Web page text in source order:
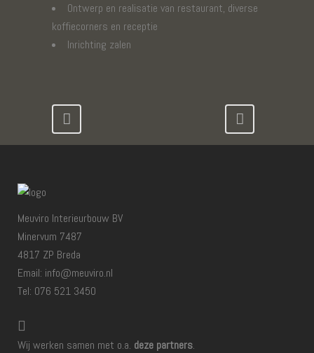
Ontwerp en realisatie van restaurant, diverse
koffiecorners en receptie
Inrichting zalen
Meuviro Interieurbouw BV
Minervum 7487
4817 ZP Breda
Email: info@meuviro.nl
Tel: 076 521 3450
Wij werken samen met o.a. deze partners.